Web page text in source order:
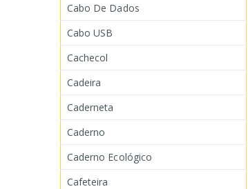
Cabo De Dados
Cabo USB
Cachecol
Cadeira
Caderneta
Caderno
Caderno Ecológico
Cafeteira